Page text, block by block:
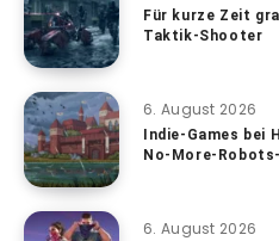
Für kurze Zeit
Taktik-Shooter
6. August 2026
Indie-Games bei
No-More-
6. August 2026